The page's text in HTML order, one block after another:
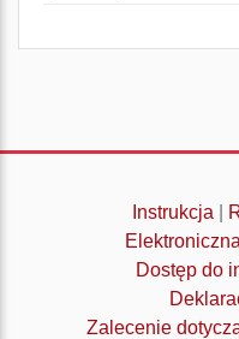
Instrukcja
Dostęp do
Zalecenie